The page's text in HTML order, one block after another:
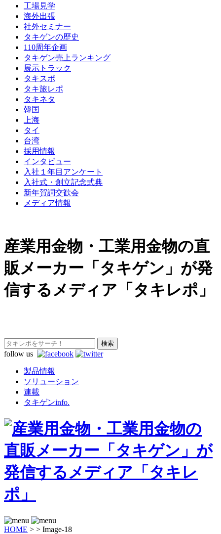
工場見学
海外出張
社外セミナー
タキゲンの歴史
110周年企画
タキゲン売上ランキング
展示トラック
タキスポ
タキ旅レポ
タキネタ
韓国
上海
タイ
台湾
採用情報
インタビュー
入社１年目アンケート
入社式・創立記念式典
新年賀詞交歓会
メディア情報
産業用金物・工業用金物の直
販メーカー「タキゲン」が発
信するメディア「タキレポ」
follow us
製品情報
ソリューション
連載
タキゲンinfo.
HOME > > Image-18